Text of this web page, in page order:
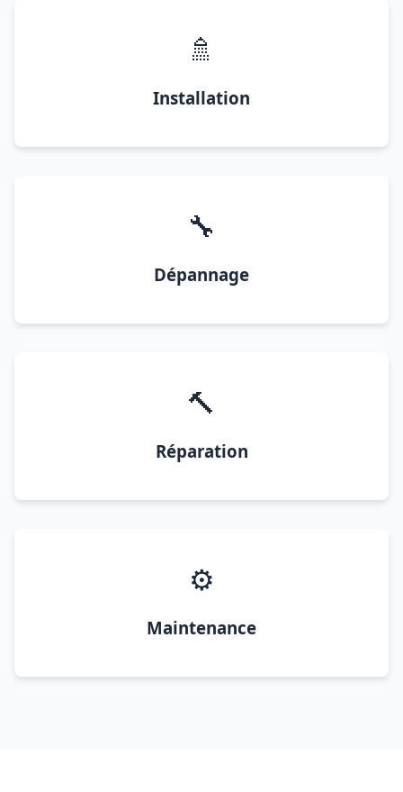
🚿
Installation
🔧
Dépannage
🔨
Réparation
⚙️
Maintenance